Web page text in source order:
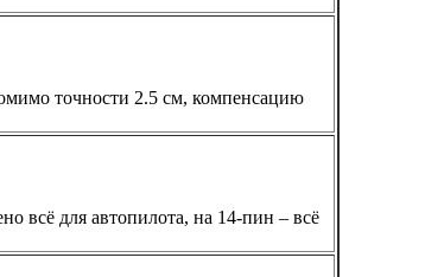
точности 2.5 см, компенсацию
всё для автопилота, на 14-пин – всё